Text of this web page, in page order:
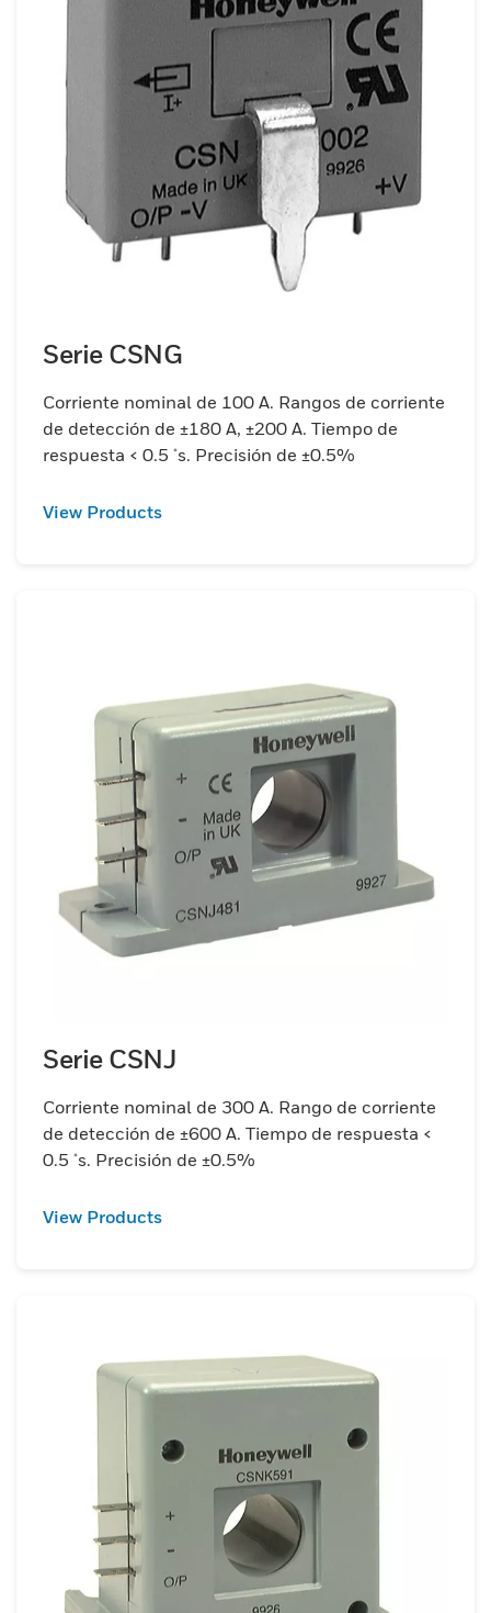
Serie CSNG
Corriente nominal de 100 A. Rangos de corriente
de detección de ±180 A, ±200 A. Tiempo de
respuesta < 0.5 μs. Precisión de ±0.5%
View Products
Serie CSNJ
Corriente nominal de 300 A. Rango de corriente
de detección de ±600 A. Tiempo de respuesta <
0.5 μs. Precisión de ±0.5%
View Products